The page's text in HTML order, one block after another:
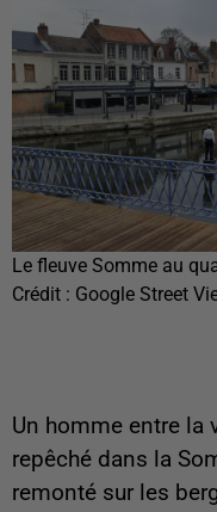
Le fleuve Somme au
Crédit : Google Street
Un homme entre la
repêché dans la
remonté sur les